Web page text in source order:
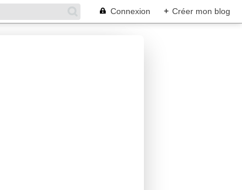
Connexion + Créer mon blog